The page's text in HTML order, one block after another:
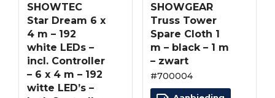
SHOWTEC
Star Dream 6 x
4 m – 192
white LEDs –
incl. Controller
– 6 x 4 m – 192
witte LED’s –
SHOWGEAR
Truss Tower
Spare Cloth 1
m – black – 1 m
– zwart
#700004